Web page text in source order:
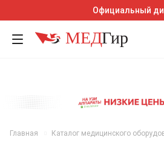
Официальный
Главная Каталог медицинского